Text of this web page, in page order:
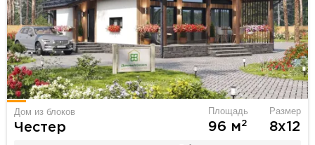
Дом из блоков
Честер
Площадь
96 м2
Размер
8х12